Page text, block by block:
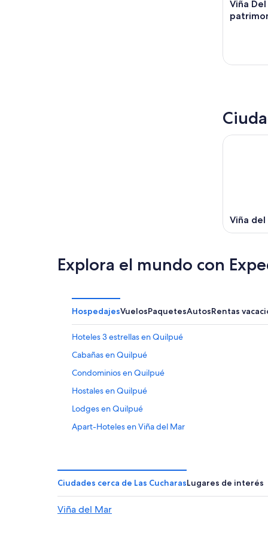
Viña
Viña
Explora el mundo con
HospedajesVuelosPaquetesAutosRentas
Hoteles 3 estrellas en Quilpué
Cabañas en Quilpué
Condominios en Quilpué
Hostales en Quilpué
Lodges en Quilpué
Apart-Hoteles en Viña del Mar
Hoteles de golf en Viña del Mar
Hoteles en la playa en Viña del Mar
Hoteles históricos en Viña del Mar
Ciudades cerca de Las CucharasLugares de interés
Viña del Mar